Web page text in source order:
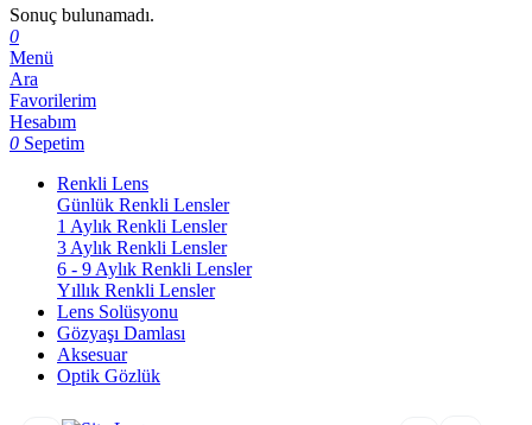
Sonuç bulunamadı.
0
Menü
Ara
Favorilerim
Hesabım
0 Sepetim
Renkli Lens
Günlük Renkli Lensler
1 Aylık Renkli Lensler
3 Aylık Renkli Lensler
6 - 9 Aylık Renkli Lensler
Yıllık Renkli Lensler
Lens Solüsyonu
Gözyaşı Damlası
Aksesuar
Optik Gözlük